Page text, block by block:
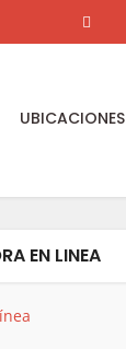
UBICACIONES
EN LINEA